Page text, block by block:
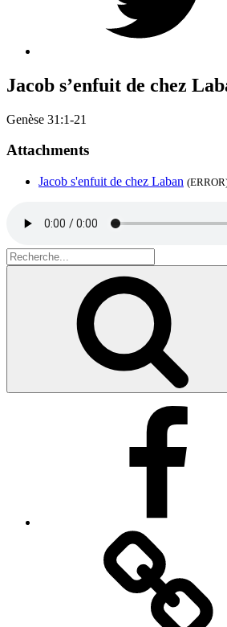
Jacob s’enfuit de chez
Genèse 31:1-21
Attachments
Jacob s'enfuit de chez Laban
Search
for: